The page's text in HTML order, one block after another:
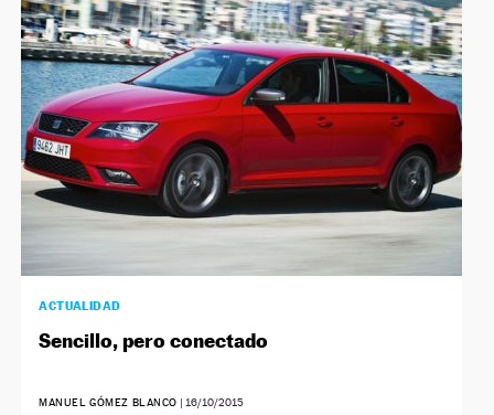
ACTUALIDAD
Sencillo, pero conectado
MANUEL GÓMEZ BLANCO |16/10/2015